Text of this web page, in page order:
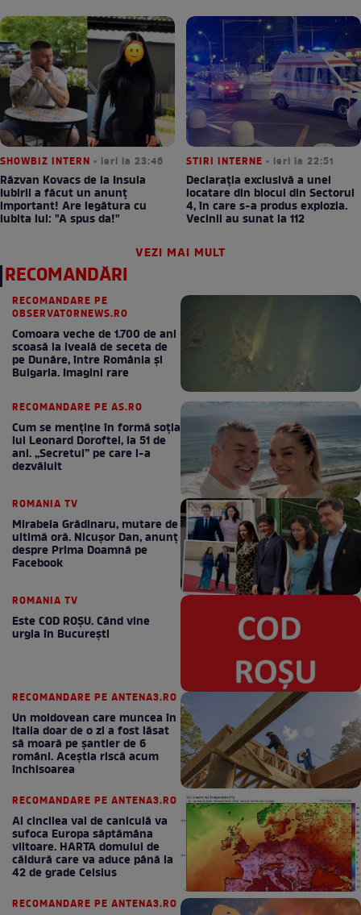
SHOWBIZ INTERN • ieri la 23:46
Răzvan Kovacs de la Insula
Iubirii a făcut un anunț
important! Are legătura cu
iubita lui: "A spus da!"
STIRI INTERNE • ieri la 22:51
Declarația exclusivă a unei
locatare din blocul din Sectorul
4, în care s-a produs explozia.
Vecinii au sunat la 112
VEZI MAI MULT
RECOMANDĂRI
RECOMANDARE PE
OBSERVATORNEWS.RO
Comoara veche de 1.700 de ani
scoasă la iveală de seceta de
pe Dunăre, între România şi
Bulgaria. Imagini rare
RECOMANDARE PE AS.RO
Cum se menţine în formă soţia
lui Leonard Doroftei, la 51 de
ani. „Secretul” pe care l-a
dezvăluit
ROMANIA TV
Mirabela Grădinaru, mutare de
ultimă oră. Nicuşor Dan, anunţ
despre Prima Doamnă pe
Facebook
ROMANIA TV
Este COD ROŞU. Când vine
urgia în Bucureşti
RECOMANDARE PE ANTENA3.RO
Un moldovean care muncea în
Italia doar de o zi a fost lăsat
să moară pe şantier de 6
români. Aceștia riscă acum
închisoarea
RECOMANDARE PE ANTENA3.RO
Al cincilea val de caniculă va
sufoca Europa săptămâna
viitoare. HARTA domului de
căldură care va aduce până la
42 de grade Celsius
RECOMANDARE PE ANTENA3.RO